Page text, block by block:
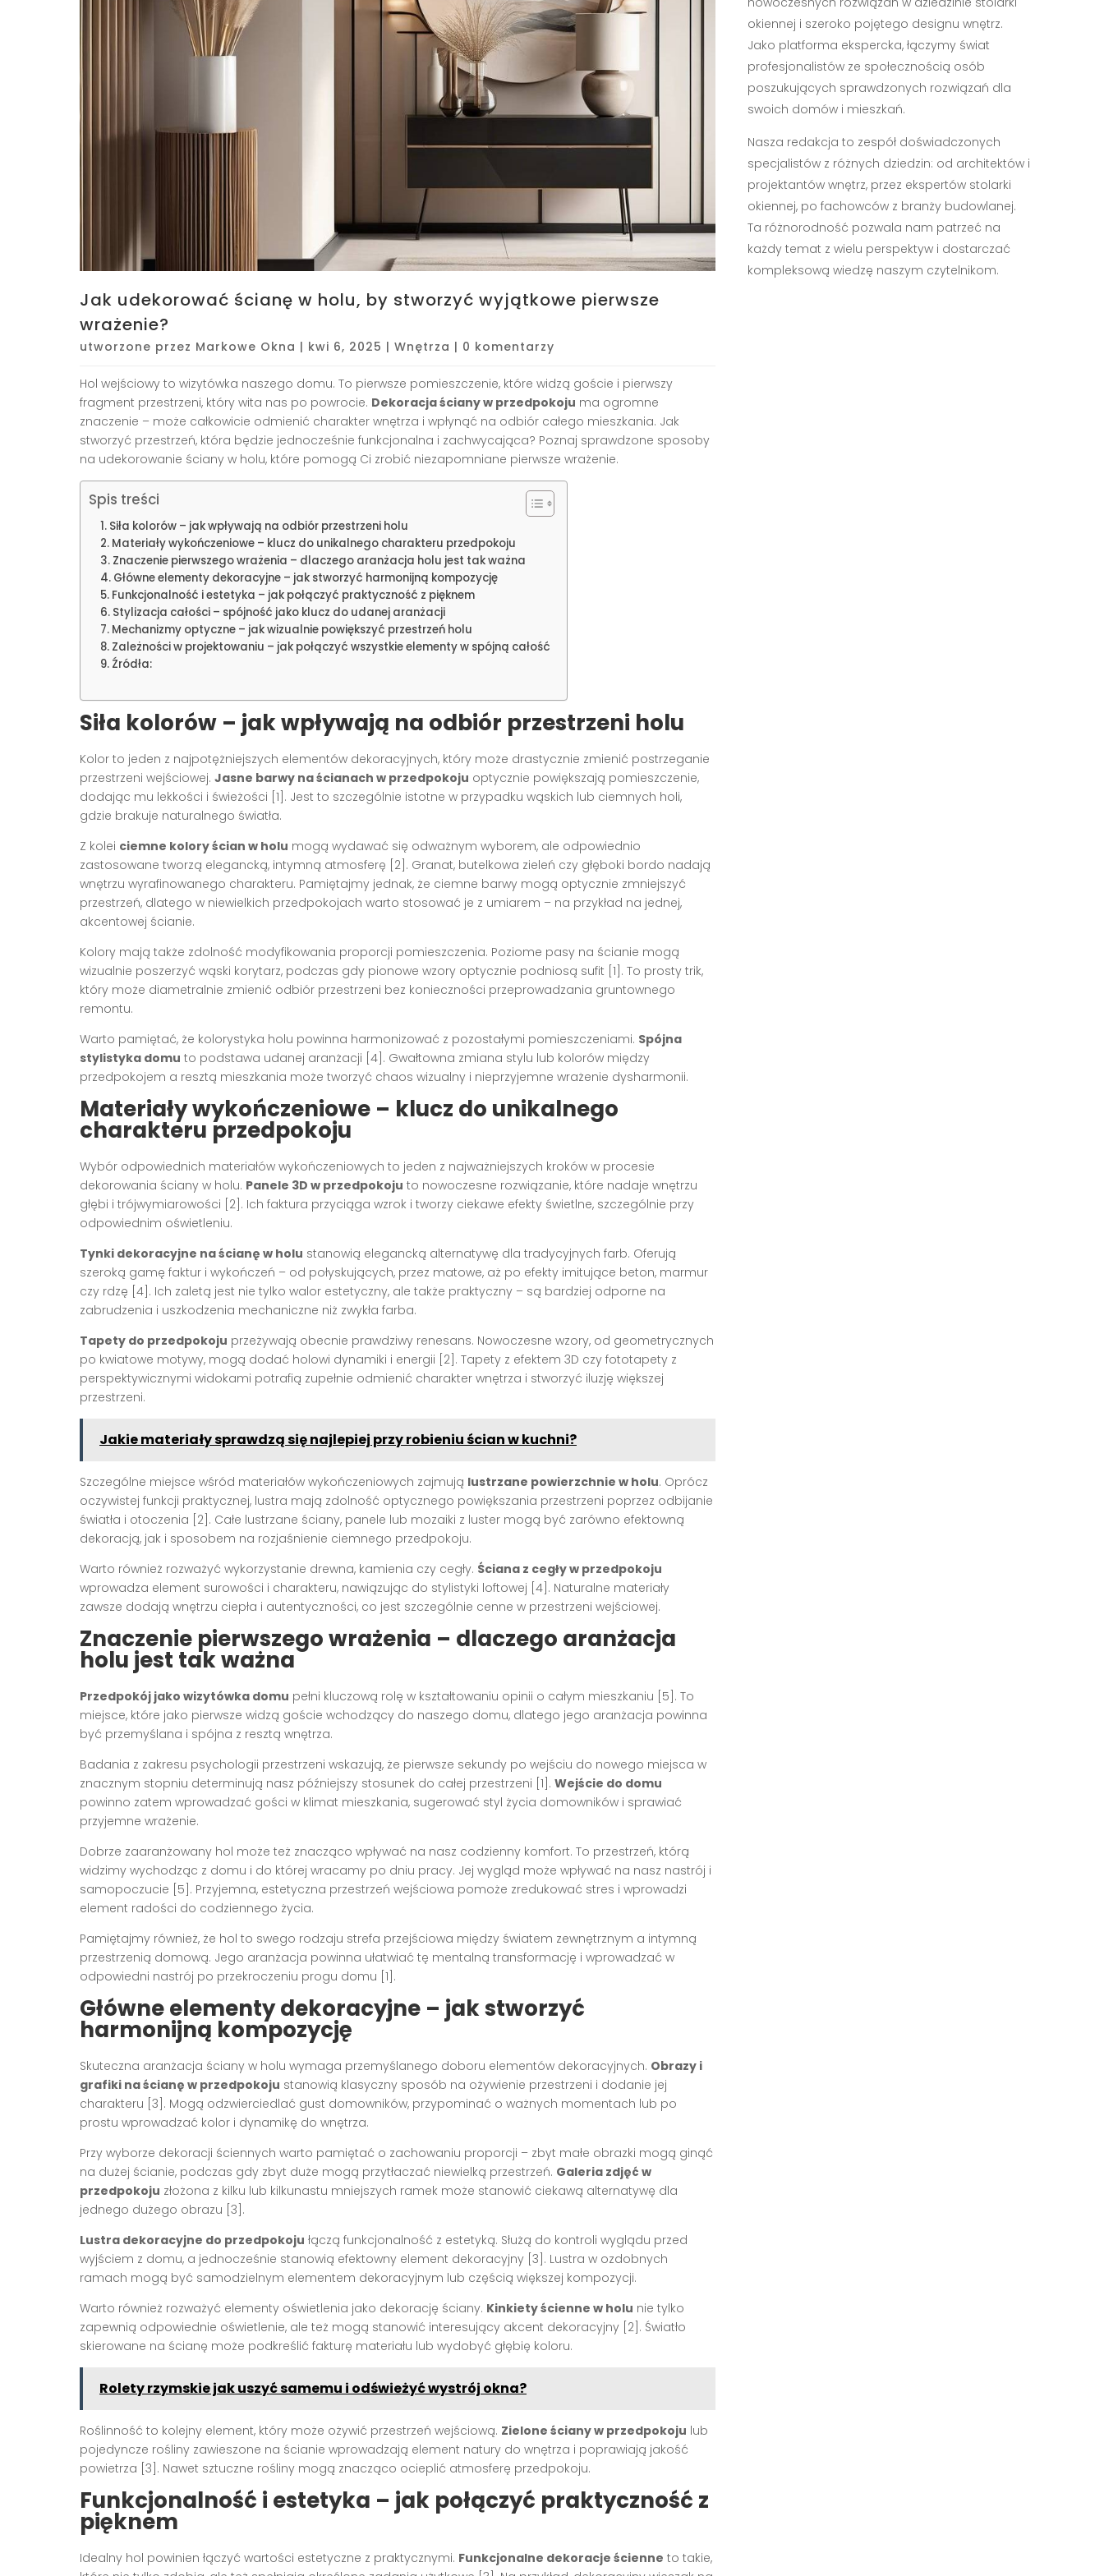
Jak udekorować ścianę w holu, by stworzyć wyjątkowe pierwsze
wrażenie?
utworzone przez Markowe Okna | kwi 6, 2025 | Wnętrza | 0 komentarzy
Hol wejściowy to wizytówka naszego domu. To pierwsze pomieszczenie, które widzą goście i pierwszy
fragment przestrzeni, który wita nas po powrocie. Dekoracja ściany w przedpokoju ma ogromne
znaczenie – może całkowicie odmienić charakter wnętrza i wpłynąć na odbiór całego mieszkania. Jak
stworzyć przestrzeń, która będzie jednocześnie funkcjonalna i zachwycająca? Poznaj sprawdzone sposoby
na udekorowanie ściany w holu, które pomogą Ci zrobić niezapomniane pierwsze wrażenie.
Spis treści
Siła kolorów – jak wpływają na odbiór przestrzeni holu
Materiały wykończeniowe – klucz do unikalnego charakteru przedpokoju
Znaczenie pierwszego wrażenia – dlaczego aranżacja holu jest tak ważna
Główne elementy dekoracyjne – jak stworzyć harmonijną kompozycję
Funkcjonalność i estetyka – jak połączyć praktyczność z pięknem
Stylizacja całości – spójność jako klucz do udanej aranżacji
Mechanizmy optyczne – jak wizualnie powiększyć przestrzeń holu
Zależności w projektowaniu – jak połączyć wszystkie elementy w spójną całość
Źródła:
Siła kolorów – jak wpływają na odbiór przestrzeni holu
Kolor to jeden z najpotężniejszych elementów dekoracyjnych, który może drastycznie zmienić postrzeganie
przestrzeni wejściowej. Jasne barwy na ścianach w przedpokoju optycznie powiększają pomieszczenie,
dodając mu lekkości i świeżości [1]. Jest to szczególnie istotne w przypadku wąskich lub ciemnych holi,
gdzie brakuje naturalnego światła.
Z kolei ciemne kolory ścian w holu mogą wydawać się odważnym wyborem, ale odpowiednio
zastosowane tworzą elegancką, intymną atmosferę [2]. Granat, butelkowa zieleń czy głęboki bordo nadają
wnętrzu wyrafinowanego charakteru. Pamiętajmy jednak, że ciemne barwy mogą optycznie zmniejszyć
przestrzeń, dlatego w niewielkich przedpokojach warto stosować je z umiarem – na przykład na jednej,
akcentowej ścianie.
Kolory mają także zdolność modyfikowania proporcji pomieszczenia. Poziome pasy na ścianie mogą
wizualnie poszerzyć wąski korytarz, podczas gdy pionowe wzory optycznie podniosą sufit [1]. To prosty trik,
który może diametralnie zmienić odbiór przestrzeni bez konieczności przeprowadzania gruntownego
remontu.
Warto pamiętać, że kolorystyka holu powinna harmonizować z pozostałymi pomieszczeniami. Spójna
stylistyka domu to podstawa udanej aranżacji [4]. Gwałtowna zmiana stylu lub kolorów między
przedpokojem a resztą mieszkania może tworzyć chaos wizualny i nieprzyjemne wrażenie dysharmonii.
Materiały wykończeniowe – klucz do unikalnego
charakteru przedpokoju
Wybór odpowiednich materiałów wykończeniowych to jeden z najważniejszych kroków w procesie
dekorowania ściany w holu. Panele 3D w przedpokoju to nowoczesne rozwiązanie, które nadaje wnętrzu
głębi i trójwymiarowości [2]. Ich faktura przyciąga wzrok i tworzy ciekawe efekty świetlne, szczególnie przy
odpowiednim oświetleniu.
Tynki dekoracyjne na ścianę w holu stanowią elegancką alternatywę dla tradycyjnych farb. Oferują
szeroką gamę faktur i wykończeń – od połyskujących, przez matowe, aż po efekty imitujące beton, marmur
czy rdzę [4]. Ich zaletą jest nie tylko walor estetyczny, ale także praktyczny – są bardziej odporne na
zabrudzenia i uszkodzenia mechaniczne niż zwykła farba.
Tapety do przedpokoju przeżywają obecnie prawdziwy renesans. Nowoczesne wzory, od geometrycznych
po kwiatowe motywy, mogą dodać holowi dynamiki i energii [2]. Tapety z efektem 3D czy fototapety z
perspektywicznymi widokami potrafią zupełnie odmienić charakter wnętrza i stworzyć iluzję większej
przestrzeni.
Jakie materiały sprawdzą się najlepiej przy robieniu ścian w kuchni?
Szczególne miejsce wśród materiałów wykończeniowych zajmują lustrzane powierzchnie w holu. Oprócz
oczywistej funkcji praktycznej, lustra mają zdolność optycznego powiększania przestrzeni poprzez odbijanie
światła i otoczenia [2]. Całe lustrzane ściany, panele lub mozaiki z luster mogą być zarówno efektowną
dekoracją, jak i sposobem na rozjaśnienie ciemnego przedpokoju.
Warto również rozważyć wykorzystanie drewna, kamienia czy cegły. Ściana z cegły w przedpokoju
wprowadza element surowości i charakteru, nawiązując do stylistyki loftowej [4]. Naturalne materiały
zawsze dodają wnętrzu ciepła i autentyczności, co jest szczególnie cenne w przestrzeni wejściowej.
Znaczenie pierwszego wrażenia – dlaczego aranżacja
holu jest tak ważna
Przedpokój jako wizytówka domu pełni kluczową rolę w kształtowaniu opinii o całym mieszkaniu [5]. To
miejsce, które jako pierwsze widzą goście wchodzący do naszego domu, dlatego jego aranżacja powinna
być przemyślana i spójna z resztą wnętrza.
Badania z zakresu psychologii przestrzeni wskazują, że pierwsze sekundy po wejściu do nowego miejsca w
znacznym stopniu determinują nasz późniejszy stosunek do całej przestrzeni [1]. Wejście do domu
powinno zatem wprowadzać gości w klimat mieszkania, sugerować styl życia domowników i sprawiać
przyjemne wrażenie.
Dobrze zaaranżowany hol może też znacząco wpływać na nasz codzienny komfort. To przestrzeń, którą
widzimy wychodząc z domu i do której wracamy po dniu pracy. Jej wygląd może wpływać na nasz nastrój i
samopoczucie [5]. Przyjemna, estetyczna przestrzeń wejściowa pomoże zredukować stres i wprowadzi
element radości do codziennego życia.
Pamiętajmy również, że hol to swego rodzaju strefa przejściowa między światem zewnętrznym a intymną
przestrzenią domową. Jego aranżacja powinna ułatwiać tę mentalną transformację i wprowadzać w
odpowiedni nastrój po przekroczeniu progu domu [1].
Główne elementy dekoracyjne – jak stworzyć
harmonijną kompozycję
Skuteczna aranżacja ściany w holu wymaga przemyślanego doboru elementów dekoracyjnych. Obrazy i
grafiki na ścianę w przedpokoju stanowią klasyczny sposób na ożywienie przestrzeni i dodanie jej
charakteru [3]. Mogą odzwierciedlać gust domowników, przypominać o ważnych momentach lub po
prostu wprowadzać kolor i dynamikę do wnętrza.
Przy wyborze dekoracji ściennych warto pamiętać o zachowaniu proporcji – zbyt małe obrazki mogą ginąć
na dużej ścianie, podczas gdy zbyt duże mogą przytłaczać niewielką przestrzeń. Galeria zdjęć w
przedpokoju złożona z kilku lub kilkunastu mniejszych ramek może stanowić ciekawą alternatywę dla
jednego dużego obrazu [3].
Lustra dekoracyjne do przedpokoju łączą funkcjonalność z estetyką. Służą do kontroli wyglądu przed
wyjściem z domu, a jednocześnie stanowią efektowny element dekoracyjny [3]. Lustra w ozdobnych
ramach mogą być samodzielnym elementem dekoracyjnym lub częścią większej kompozycji.
Warto również rozważyć elementy oświetlenia jako dekorację ściany. Kinkiety ścienne w holu nie tylko
zapewnią odpowiednie oświetlenie, ale też mogą stanowić interesujący akcent dekoracyjny [2]. Światło
skierowane na ścianę może podkreślić fakturę materiału lub wydobyć głębię koloru.
Rolety rzymskie jak uszyć samemu i odświeżyć wystrój okna?
Roślinność to kolejny element, który może ożywić przestrzeń wejściową. Zielone ściany w przedpokoju lub
pojedyncze rośliny zawieszone na ścianie wprowadzają element natury do wnętrza i poprawiają jakość
powietrza [3]. Nawet sztuczne rośliny mogą znacząco ocieplić atmosferę przedpokoju.
Funkcjonalność i estetyka – jak połączyć praktyczność z
pięknem
Idealny hol powinien łączyć wartości estetyczne z praktycznymi. Funkcjonalne dekoracje ścienne to takie,
okiennej i szeroko pojętego designu wnętrz.
Jako platforma ekspercka, łączymy świat
profesjonalistów ze społecznością osób
poszukujących sprawdzonych rozwiązań dla
swoich domów i mieszkań.
Nasza redakcja to zespół doświadczonych
specjalistów z różnych dziedzin: od architektów i
projektantów wnętrz, przez ekspertów stolarki
okiennej, po fachowców z branży budowlanej.
Ta różnorodność pozwala nam patrzeć na
każdy temat z wielu perspektyw i dostarczać
kompleksową wiedzę naszym czytelnikom.